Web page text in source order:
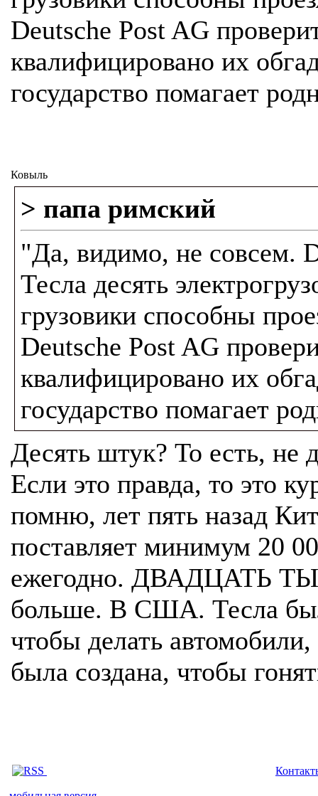
Deutsche Post AG
квалифицировано их
государство помагает
Ковыль
> папа римский
"Да, видимо, не совсем.
Тесла десять
грузовики способны
Deutsche Post AG
квалифицировано их
государство помагает
Десять штук? То есть, не
Если это правда, то это
помню, лет пять назад
поставляет минимум 20
ежегодно. ДВАДЦАТЬ
больше. В США. Тесла
чтобы делать
была создана, чтобы